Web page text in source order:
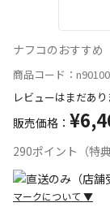
ナフコのおすすめ
商品コード：
レビューはまだあ
販売価格：
290ポイント（特
マークについて ▼